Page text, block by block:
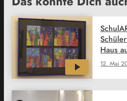
12. Mai
Haus